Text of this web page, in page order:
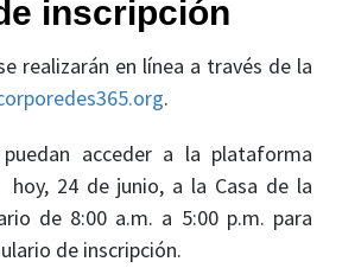
inscripción
realizarán en línea a través de la
.
acceder a la plataforma
hoy, 24 de junio, a la Casa de la
de 8:00 a.m. a 5:00 p.m. para
de inscripción.